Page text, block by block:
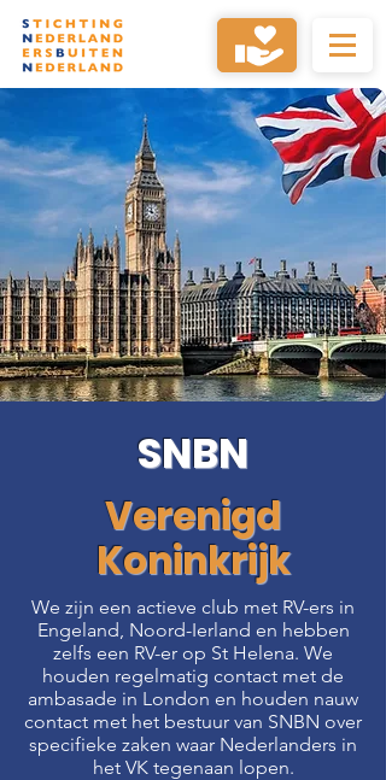
SNBN
Verenigd
Koninkrijk
We zijn een actieve club met RV-ers in
Engeland, Noord-Ierland en hebben
zelfs een RV-er op St Helena. We
houden regelmatig contact met de
ambasade in London en houden nauw
contact met het bestuur van SNBN over
specifieke zaken waar Nederlanders in
het VK tegenaan lopen.